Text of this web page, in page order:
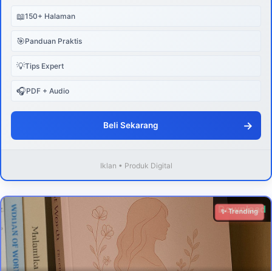
📖150+ Halaman
🎯Panduan Praktis
💡Tips Expert
🎧PDF + Audio
Beli Sekarang →
Iklan • Produk Digital
Download
✨ Trending